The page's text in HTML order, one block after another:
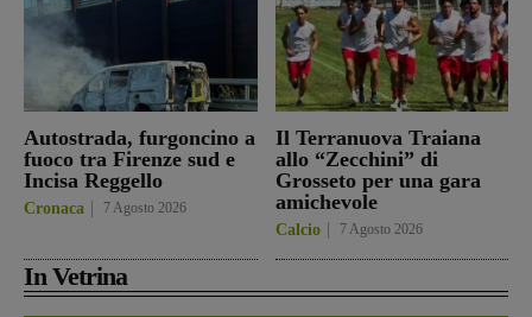
Autostrada, furgoncino a
fuoco tra Firenze sud e
Incisa Reggello
Cronaca 7 Agosto 2026
Il Terranuova Traiana
allo “Zecchini” di
Grosseto per una gara
amichevole
Calcio 7 Agosto 2026
In Vetrina